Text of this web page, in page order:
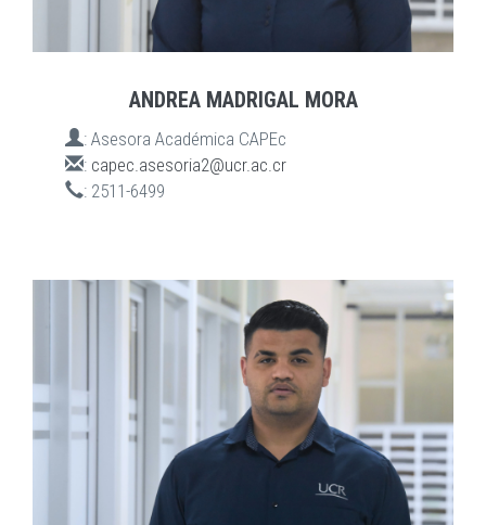
ANDREA MADRIGAL MORA
: Asesora Académica CAPEc
: capec.asesoria2@ucr.ac.cr
: 2511-6499